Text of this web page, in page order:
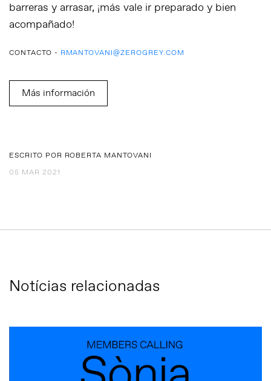
barreras y arrasar, ¡más vale ir preparado y bien
acompañado!
CONTACTO - RMANTOVANI@ZEROGREY.COM
Más información
ESCRITO POR ROBERTA MANTOVANI
05 MAR 2021
Notícias relacionadas